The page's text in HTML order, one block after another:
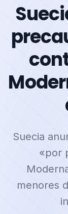
Suecia
«por
menores